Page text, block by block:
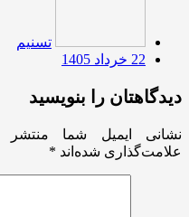
تسنیم
22 خرداد 1405
دیدگاهتان را بنویسید
نشانی ایمیل شما منتشر
علامت‌گذاری شده‌اند *